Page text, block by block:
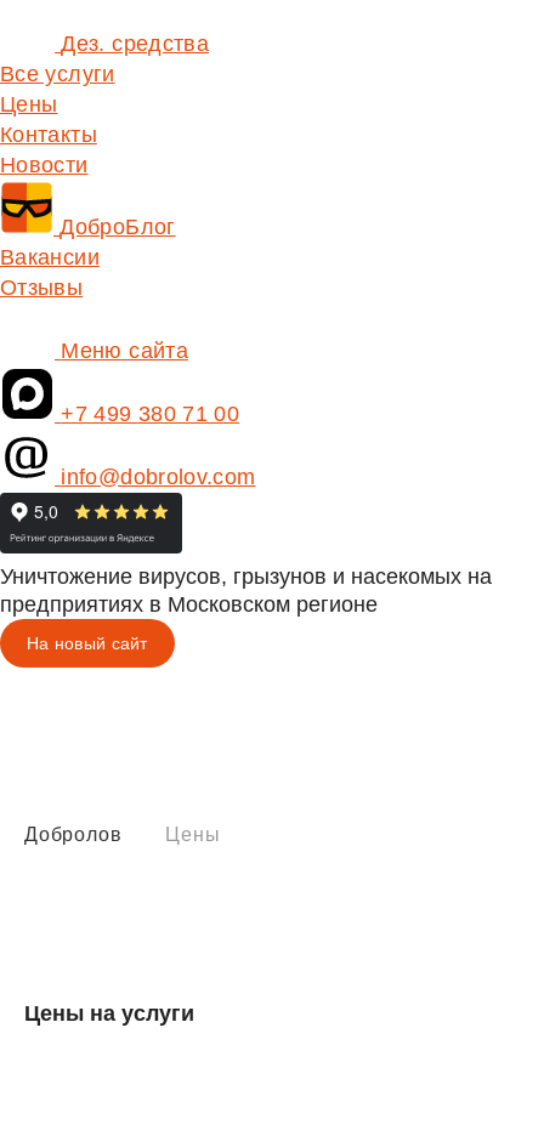
Дез. средства
Все услуги
Цены
Контакты
Новости
ДоброБлог
Вакансии
Отзывы
Меню сайта
+7 499 380 71 00
info@dobrolov.com
Уничтожение вирусов, грызунов и насекомых на
предприятиях в Московском регионе
На новый сайт
Добролов Цены
Цены на услуги